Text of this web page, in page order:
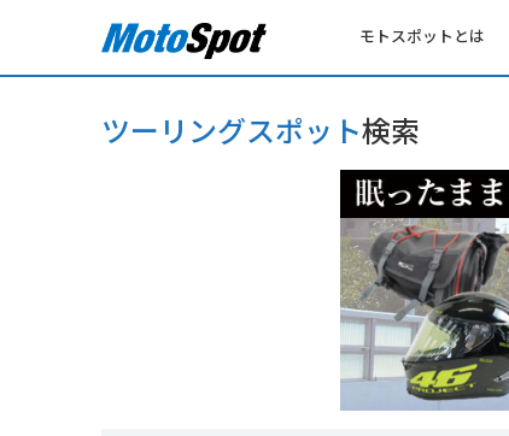
モトスポットとは
ツーリングスポット検索